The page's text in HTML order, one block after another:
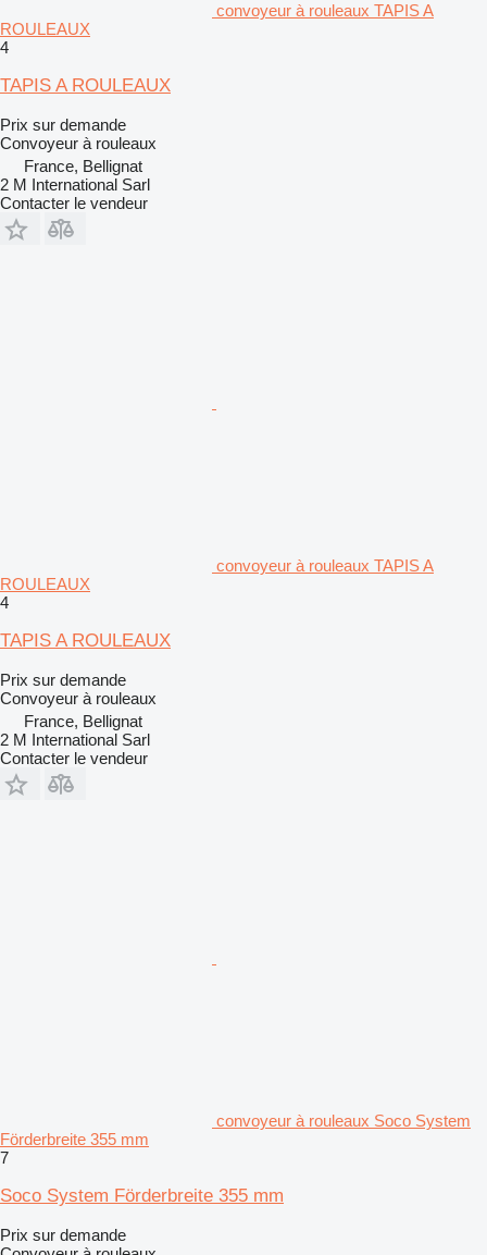
convoyeur à rouleaux TAPIS A
ROULEAUX
4
TAPIS A ROULEAUX
Prix sur demande
Convoyeur à rouleaux
France, Bellignat
2 M International Sarl
Contacter le vendeur
convoyeur à rouleaux TAPIS A
ROULEAUX
4
TAPIS A ROULEAUX
Prix sur demande
Convoyeur à rouleaux
France, Bellignat
2 M International Sarl
Contacter le vendeur
convoyeur à rouleaux Soco System
Förderbreite 355 mm
7
Soco System Förderbreite 355 mm
Prix sur demande